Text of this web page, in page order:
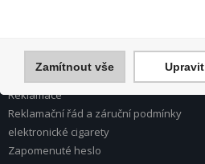
Reklamace
Reklamační řád a záruční podmínky
elektronické cigarety
Zapomenuté heslo
Zamítnout vše Upravit